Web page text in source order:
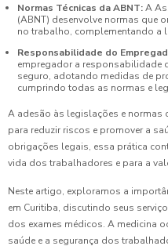
Normas Técnicas da ABNT:A
(ABNT) desenvolve normas que
no trabalho, complementando a
Responsabilidade do
empregador a responsabilidade
seguro, adotando medidas de
cumprindo todas as normas e
A adesão às legislações e normas
para reduzir riscos e promover a
obrigações legais, essa prática
vida dos trabalhadores e para a
Neste artigo, exploramos a
em Curitiba, discutindo seus
dos exames médicos. A medicina
saúde e a segurança dos